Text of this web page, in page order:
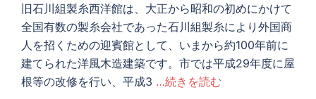
旧石川組製糸西洋館は、大正から昭和の初めにかけて
全国有数の製糸会社であった石川組製糸により外国商
人を招くための迎賓館として、いまから約100年前に
建てられた洋風木造建築です。市では平成29年度に屋
根等の改修を行い、平成3 …続きを読む